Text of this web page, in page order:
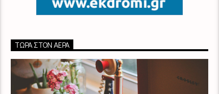
ΤΏΡΑ ΣΤΟΝ ΑΈΡΑ